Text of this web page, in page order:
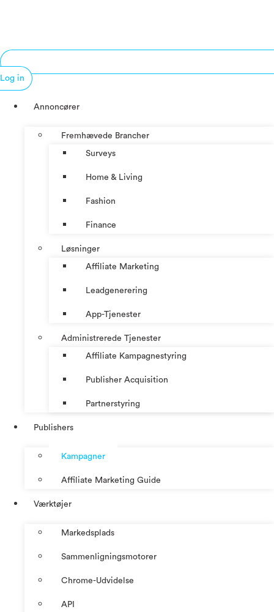
Log in
Annoncører
Fremhævede Brancher
Surveys
Home & Living
Fashion
Finance
Løsninger
Affiliate Marketing
Leadgenerering
App-Tjenester
Administrerede Tjenester
Affiliate Kampagnestyring
Publisher Acquisition
Partnerstyring
Publishers
Kampagner
Affiliate Marketing Guide
Værktøjer
Markedsplads
Sammenligningsmotorer
Chrome-Udvidelse
API